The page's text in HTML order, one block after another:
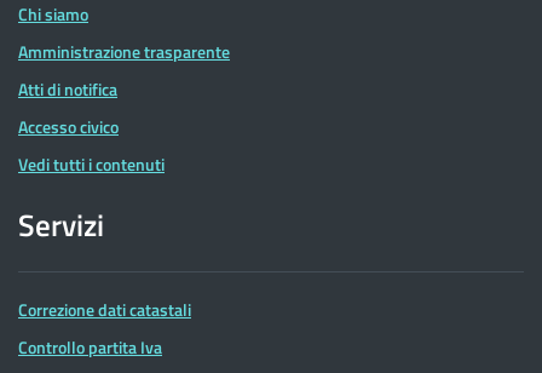
Chi siamo
Amministrazione trasparente
Atti di notifica
Accesso civico
Vedi tutti i contenuti
Servizi
Correzione dati catastali
Controllo partita Iva